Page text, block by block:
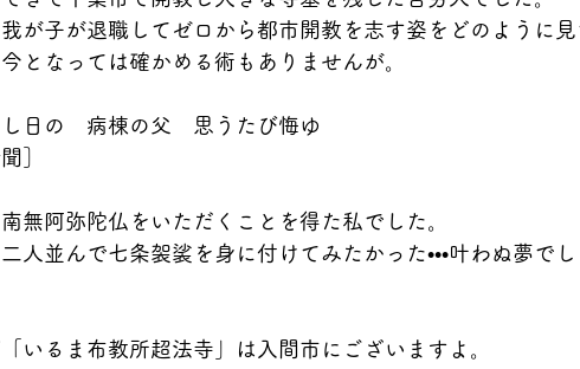
が子が退職してゼロから都市開教を志す姿をどのように見
となっては確かめる術もありませんが。
日の　病棟の父　思うたび悔ゆ
無阿弥陀仏をいただくことを得た私でした。
人並んで七条袈裟を身に付けてみたかった•••叶わぬ夢でし
いるま布教所超法寺」は入間市にございますよ。